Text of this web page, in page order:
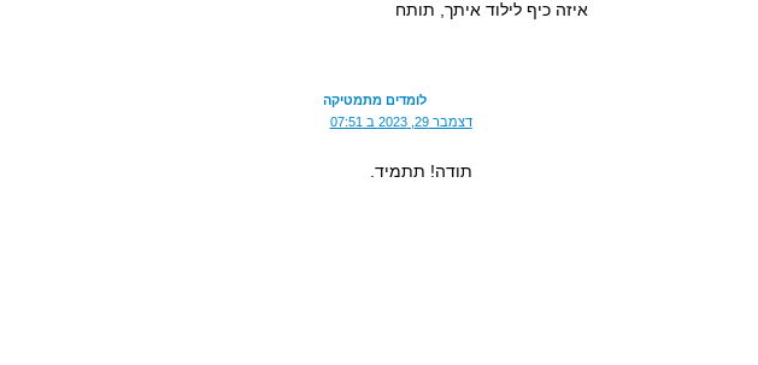
איזה כיף לילוד איתך, תותח
לומדים מתמטיקה
דצמבר 29, 2023 ב 07:51
תודה! תתמיד.